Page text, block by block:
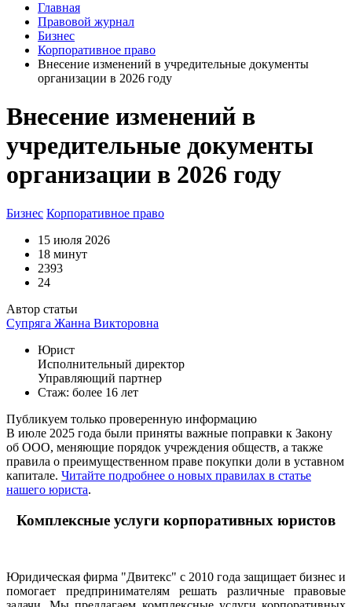
Главная
Правовой журнал
Бизнес
Корпоративное право
Внесение изменений в учредительные документы
организации в 2026 году
Внесение изменений в
учредительные документы
организации в 2026 году
Бизнес Корпоративное право
15 июля 2026
18 минут
2393
24
Автор статьи
Супряга Жанна Викторовна
Юрист
Исполнительный директор
Управляющий партнер
Стаж: более 16 лет
Публикуем только проверенную информацию
В июле 2025 года были приняты важные поправки к Закону
об ООО, меняющие порядок учреждения обществ, а также
правила о преимущественном праве покупки доли в уставном
капитале. Читайте подробнее о новых правилах в статье
нашего юриста.
Комплексные услуги корпоративных юристов
Юридическая фирма "Двитекс" с 2010 года защищает бизнес и
помогает предпринимателям решать различные правовые